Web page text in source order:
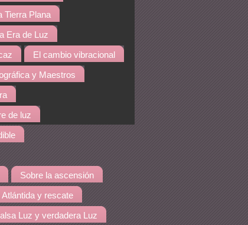
Tierra Plana
Era de Luz
El cambio vibracional
y Maestros
de luz
Sobre la ascensión
Atlántida y rescate
Luz y verdadera Luz